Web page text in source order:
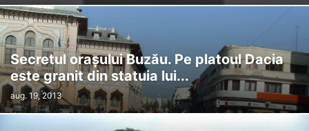
Secretul oraşului Buzău. Pe platoul Dacia
este granit din statuia lui...
aug. 19, 2013